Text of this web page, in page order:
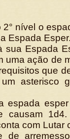
2° nível o
Espada
sua Espada
uma ação de
que
asterisco
espada
causam
com Lutar
de